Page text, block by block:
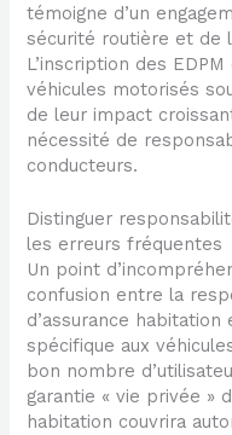
témoigne d’un
sécurité routière et de
L’inscription des
véhicules motorisés
de leur impact
nécessité de
conducteurs.
Distinguer
les erreurs fréquentes
Un point
confusion entre la
d’assurance
spécifique aux
bon nombre
garantie « vie privée »
habitation couvrira